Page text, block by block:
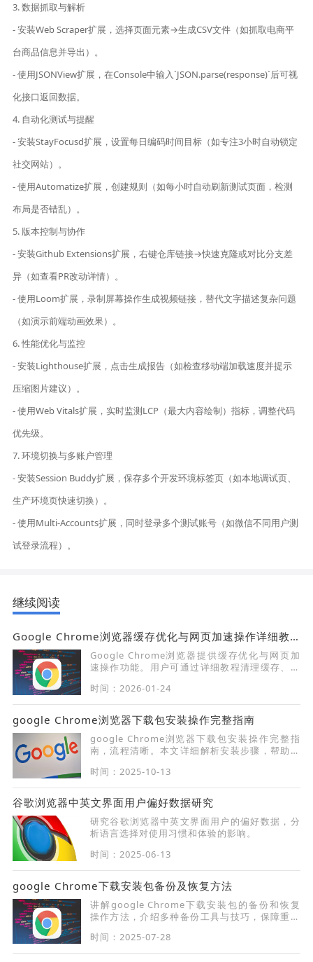
3. 数据抓取与解析
- 安装Web Scraper扩展，选择页面元素→生成CSV文件（如抓取电商平
台商品信息并导出）。
- 使用JSONView扩展，在Console中输入`JSON.parse(response)`后可视
化接口返回数据。
4. 自动化测试与提醒
- 安装StayFocusd扩展，设置每日编码时间目标（如专注3小时自动锁定
社交网站）。
- 使用Automatize扩展，创建规则（如每小时自动刷新测试页面，检测
布局是否错乱）。
5. 版本控制与协作
- 安装Github Extensions扩展，右键仓库链接→快速克隆或对比分支差
异（如查看PR改动详情）。
- 使用Loom扩展，录制屏幕操作生成视频链接，替代文字描述复杂问题
（如演示前端动画效果）。
6. 性能优化与监控
- 安装Lighthouse扩展，点击生成报告（如检查移动端加载速度并提示
压缩图片建议）。
- 使用Web Vitals扩展，实时监测LCP（最大内容绘制）指标，调整代码
优先级。
7. 环境切换与多账户管理
- 安装Session Buddy扩展，保存多个开发环境标签页（如本地调试页、
生产环境页快速切换）。
- 使用Multi-Accounts扩展，同时登录多个测试账号（如微信不同用户测
试登录流程）。
继续阅读
Google Chrome浏览器缓存优化与网页加速操作详细教程
Google Chrome浏览器提供缓存优化与网页加
速操作功能。用户可通过详细教程清理缓存、优
畅性。
时间：2026-01-24
google Chrome浏览器下载包安装操作完整指南
google Chrome浏览器下载包安装操作完整指
南，流程清晰。本文详细解析安装步骤，帮助用
时间：2025-10-13
谷歌浏览器中英文界面用户偏好数据研究
研究谷歌浏览器中英文界面用户的偏好数据，分
析语言选择对使用习惯和体验的影响。
时间：2025-06-13
google Chrome下载安装包备份及恢复方法
讲解google Chrome下载安装包的备份和恢复
操作方法，介绍多种备份工具与技巧，保障重要
效率。
时间：2025-07-28